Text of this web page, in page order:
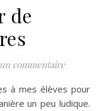
de
commentaire
un peu ludique.